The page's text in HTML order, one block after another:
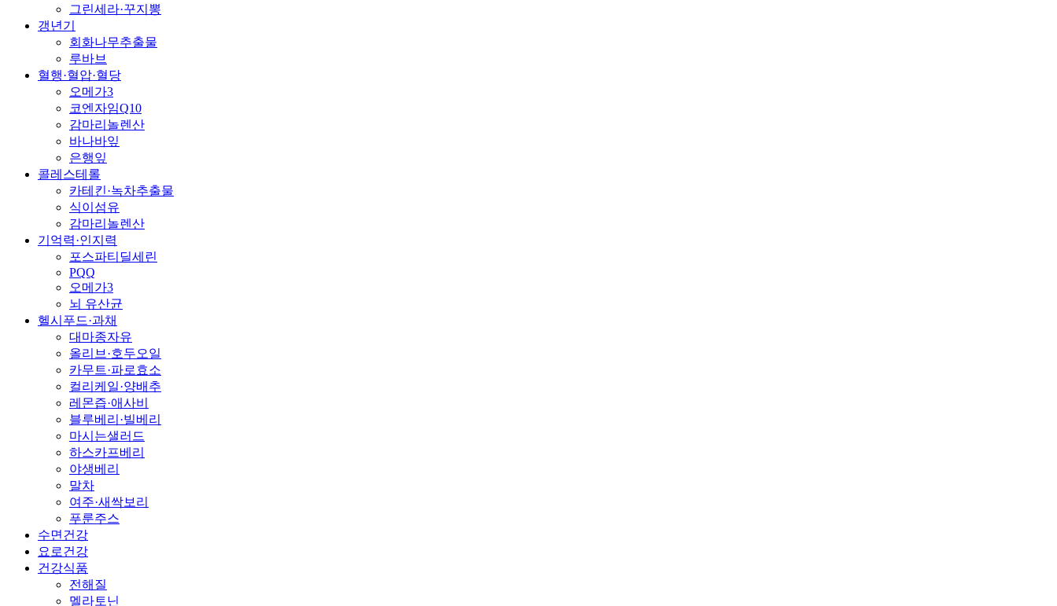
그린세라·꾸지뽕
갱년기
회화나무추출물
루바브
혈행·혈압·혈당
오메가3
코엔자임Q10
감마리놀렌산
바나바잎
은행잎
콜레스테롤
카테킨·녹차추출물
식이섬유
감마리놀렌산
기억력·인지력
포스파티딜세린
PQQ
오메가3
뇌 유산균
헬시푸드·과채
대마종자유
올리브·호두오일
카무트·파로효소
컬리케일·양배추
레몬즙·애사비
블루베리·빌베리
마시는샐러드
하스카프베리
야생베리
말차
여주·새싹보리
푸룬주스
수면건강
요로건강
건강식품
전해질
멜라토닌